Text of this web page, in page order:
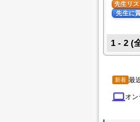
先生リ
先生に
1 - 2 (
新着 最
computerオ